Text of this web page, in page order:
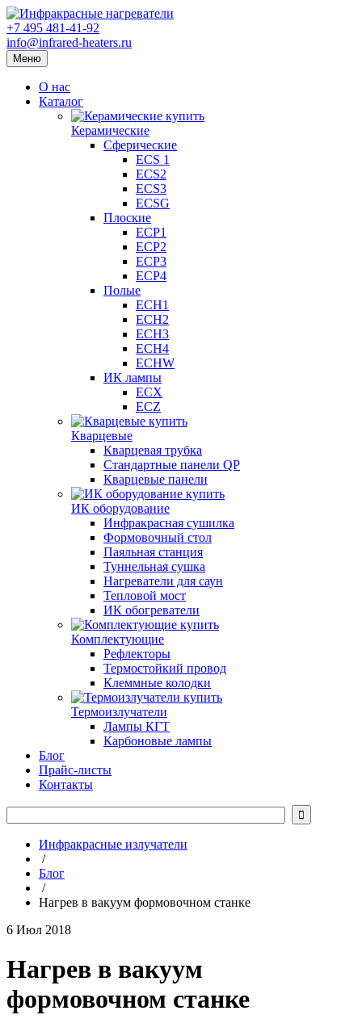
+7 495 481-41-92
info@infrared-heaters.ru
Меню
О нас
Каталог
Керамические
Сферические
ECS 1
ECS2
ECS3
ECSG
Плоские
ECP1
ECP2
ECP3
ECP4
Полые
ECH1
ECH2
ECH3
ECH4
ECHW
ИК лампы
ECX
ECZ
Кварцевые
Кварцевая трубка
Стандартные панели QP
Кварцевые панели
ИК оборудование
Инфракрасная сушилка
Формовочный стол
Паяльная станция
Туннельная сушка
Нагреватели для саун
Тепловой мост
ИК обогреватели
Комплектующие
Рефлекторы
Термостойкий провод
Клеммные колодки
Термоизлучатели
Лампы КГТ
Карбоновые лампы
Блог
Прайс-листы
Контакты

Инфракрасные излучатели
/
Блог
/
Нагрев в вакуум формовочном станке
6 Июл 2018
Нагрев в вакуум
формовочном станке